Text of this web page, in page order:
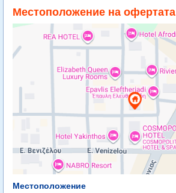
Местоположение на офертата
Местоположение